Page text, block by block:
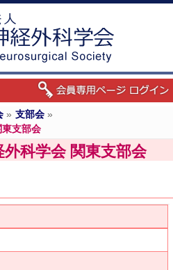
» 支部会 »
支部会
科学会 関東支部会